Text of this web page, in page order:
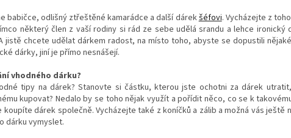
babičce, odlišný ztřeštěné kamarádce a další dárekšéfovi. Vycházejte z
některý člen z vaší rodiny si rád ze sebe udělá srandu a lehce ironický
jistě chcete udělat dárkem radost, na místo toho, abyste se dopustili
dárky, jiní je přímo nesnášejí.
vhodného dárku?
tipy na dárek? Stanovte si částku, kterou jste ochotni za dárek
kupovat? Nedalo by se toho nějak využít a pořídit něco, co se k
dárek společně. Vycházejte také z koníčků a zálib a možná vás ještě
dárku vymyslet.